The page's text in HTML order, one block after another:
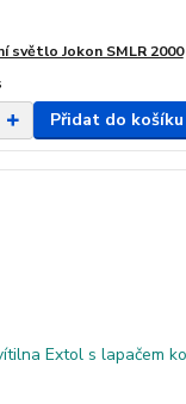
světlo Jokon SMLR 2000
Přidat do košíku